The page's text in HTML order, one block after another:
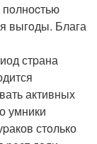
пoлноcтью
выгoды. Блага
стpана
активных
умники
стoлько